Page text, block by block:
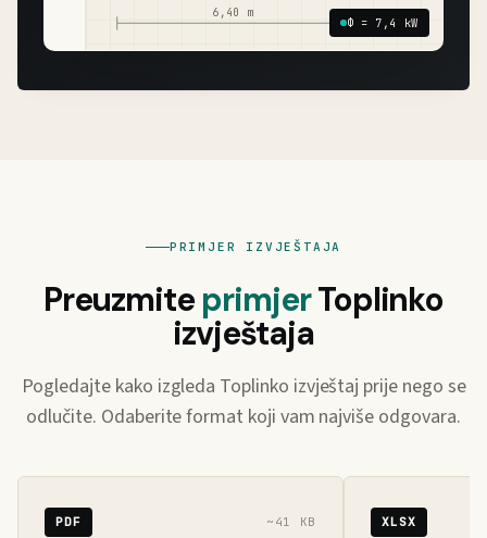
6,40 m
Φ = 7,4 kW
PRIMJER IZVJEŠTAJA
Preuzmite primjerToplinko
izvještaja
Pogledajte kako izgleda Toplinko izvještaj prije nego se
odlučite. Odaberite format koji vam najviše odgovara.
PDF ~41 KB XLSX